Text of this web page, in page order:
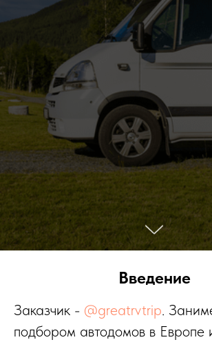
Введение
Заказчик - @greatrvtrip.
подбором автодомов в Европе